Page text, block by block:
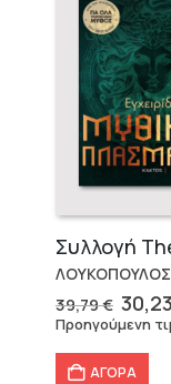
ΛΟΥΚΟΠΟΥΛΟΣ
39,79€
price
was:
39,79
Προηγούμενη
ΑΓΟΡΑ